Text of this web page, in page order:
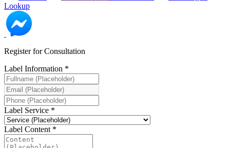
Lookup
Register for Consultation
Label Information *
Label Service *
Label Content *